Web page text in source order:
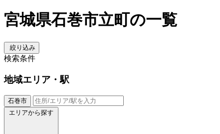
宮城県石巻市立町の一覧
絞り込み
検索条件
地域エリア・駅
石巻市
エリアから探す